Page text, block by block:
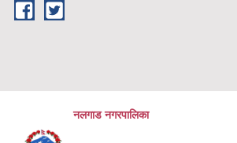
Skip to main content
नलगाड नगरपालिका